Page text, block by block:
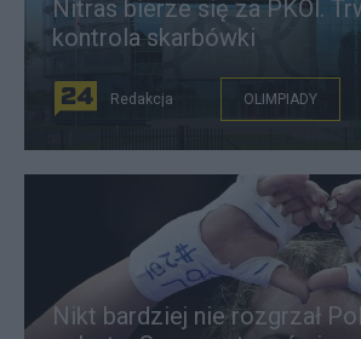
Nitras bierze się za PKOl.
kontrola skarbówki
Redakcja OLIMPIADY
Nikt bardziej nie rozgrzał